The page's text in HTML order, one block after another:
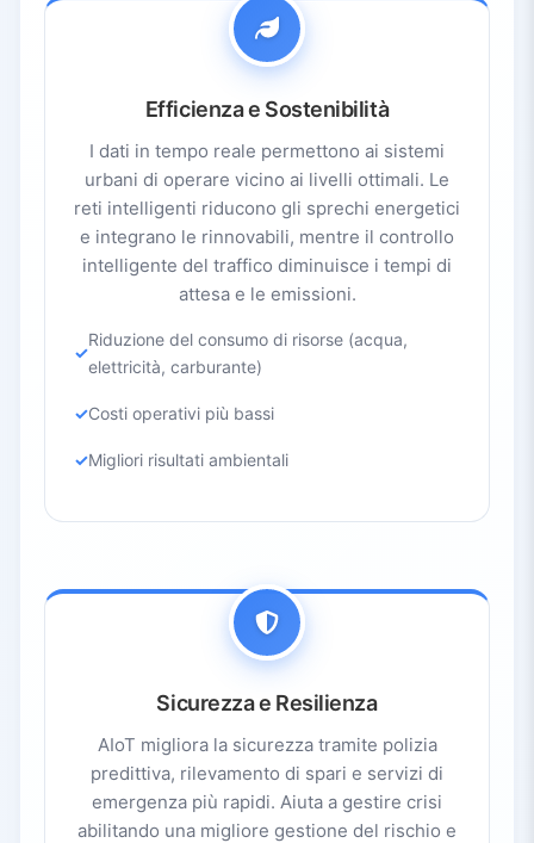
Efficienza e Sostenibilità
I dati in tempo reale permettono ai sistemi
urbani di operare vicino ai livelli ottimali. Le
reti intelligenti riducono gli sprechi energetici
e integrano le rinnovabili, mentre il controllo
intelligente del traffico diminuisce i tempi di
attesa e le emissioni.
Riduzione del consumo di risorse (acqua,
elettricità, carburante)
Costi operativi più bassi
Migliori risultati ambientali
Sicurezza e Resilienza
AIoT migliora la sicurezza tramite polizia
predittiva, rilevamento di spari e servizi di
emergenza più rapidi. Aiuta a gestire crisi
abilitando una migliore gestione del rischio e